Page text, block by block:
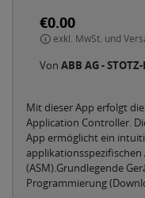
€0.00
exkl. MwSt. und
Von ABB AG -
Mit dieser App erfolgt
Application Controller.
App ermöglicht ein
(ASM).Grundlegende
Programmierung